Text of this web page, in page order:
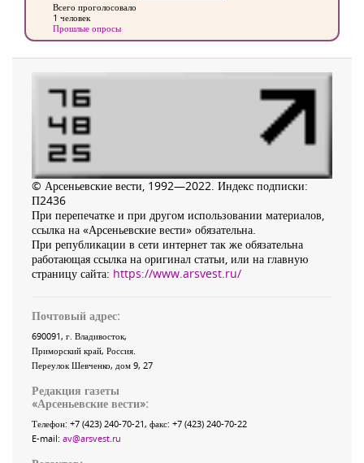
Всего проголосовало
1 человек
Прошлые опросы
© Арсеньевские вести, 1992—2022. Индекс подписки:
П2436
При перепечатке и при другом использовании материалов,
ссылка на «Арсеньевские вести» обязательна.
При републикации в сети интернет так же обязательна
работающая ссылка на оригинал статьи, или на главную
страницу сайта: https://www.arsvest.ru/
Почтовый адрес:
690091, г. Владивосток,
Приморский край, Россия
Переулок Шевченко, дом 9, 27
Редакция газеты
«Арсеньевские вести»:
Телефон: +7 (423) 240-70-21, факс: +7 (423) 240-70-22
E-mail: av@arsvest.ru